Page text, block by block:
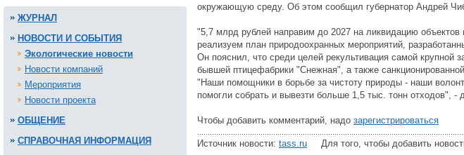
ЖУРНАЛ
НОВОСТИ И СОБЫТИЯ
Экологические новости
Новости компаний
Мероприятия
Новости проекта
ОБЩЕНИЕ
СПРАВОЧНАЯ ИНФОРМАЦИЯ
окружающую среду. Об этом сообщил губернатор Андрей
"5,7 млрд рублей направим до 2027 на ликвидацию
реализуем план природоохранных мероприятий,
Он пояснил, что среди целей рекультивация самой
бывшей птицефабрики "Снежная", а также
"Наши помощники в борьбе за чистоту природы - наши
помогли собрать и вывезти больше 1,5 тыс. тонн отходов", -
Чтобы добавить комментарий, надо зарегистрироваться
Источник новости: tass.ru Для того, чтобы добавить